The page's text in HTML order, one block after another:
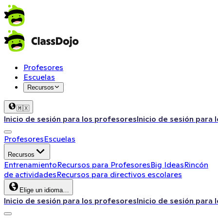
Profesores
Escuelas
Recursos
🇲🇽
Inicio de sesión para los profesoresInicio de sesión para
ProfesoresEscuelas
Recursos
EntrenamientoRecursos para ProfesoresBig IdeasRincón
de actividadesRecursos para directivos escolares
Elige un idioma…
Inicio de sesión para los profesoresInicio de sesión para